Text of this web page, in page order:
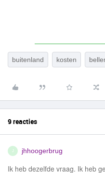
buitenland kosten
9 reacties
J jhhoogerbrug
Ik heb dezelfde vraag. Ik heb